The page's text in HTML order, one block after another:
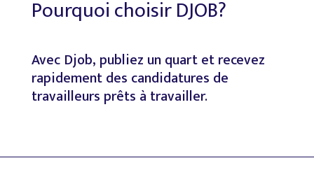
PourquoichoisirDJOB?
Avec Djob, publiez unquartetrecevez
rapidementdes candidatures de
travailleurs prêts à travailler.